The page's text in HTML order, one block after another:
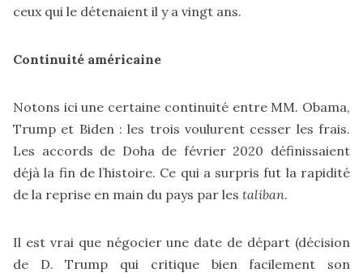
ceux qui le détenaient il y a vingt ans.
Continuité américaine
Notons ici une certaine continuité entre MM. Obama,
Trump et Biden : les trois voulurent cesser les frais.
Les accords de Doha de février 2020 définissaient
déjà la fin de l’histoire. Ce qui a surpris fut la rapidité
de la reprise en main du pays par les taliban.
Il est vrai que négocier une date de départ (décision
de D. Trump qui critique bien facilement son